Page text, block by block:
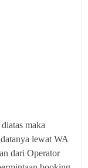
maka
lewat WA
dari Operator